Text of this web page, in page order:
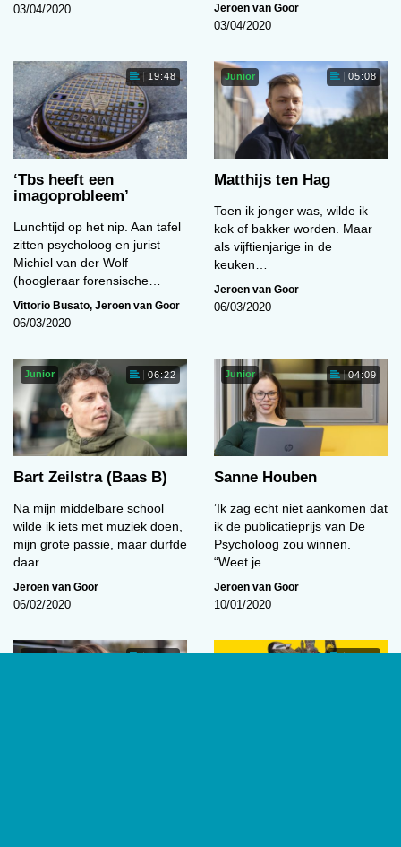
03/04/2020
Jeroen van Goor
03/04/2020
19:48
‘Tbs heeft een
imagoprobleem’
Lunchtijd op het nip. Aan tafel
zitten psycholoog en jurist
Michiel van der Wolf
(hoogleraar forensische…
Vittorio Busato, Jeroen van Goor
06/03/2020
Junior 05:08
Matthijs ten Hag
Toen ik jonger was, wilde ik
kok of bakker worden. Maar
als vijftienjarige in de
keuken…
Jeroen van Goor
06/03/2020
Junior 06:22
Bart Zeilstra (Baas B)
Na mijn middelbare school
wilde ik iets met muziek doen,
mijn grote passie, maar durfde
daar…
Jeroen van Goor
06/02/2020
Junior 04:09
Sanne Houben
‘Ik zag echt niet aankomen dat
ik de publicatieprijs van De
Psycholoog zou winnen.
“Weet je…
Jeroen van Goor
10/01/2020
In Spe 04:36 01:37